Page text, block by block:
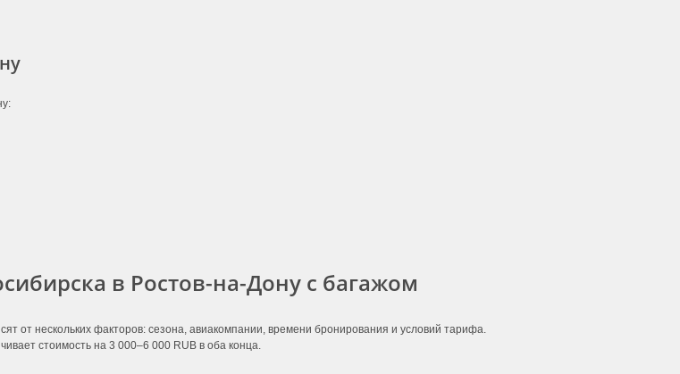
в Ростов-на-Дону с багажом
от нескольких факторов: сезона, авиакомпании, времени бронирования и условий тарифа.
стоимость на 3 000–6 000 RUB в оба конца.